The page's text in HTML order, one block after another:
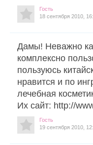
Гость
18 сентября 2010,
Дамы! Неважно
комплексно
пользуюсь
нравится и по
лечебная
Их сайт: http://
Гость
19 сентября 2010,